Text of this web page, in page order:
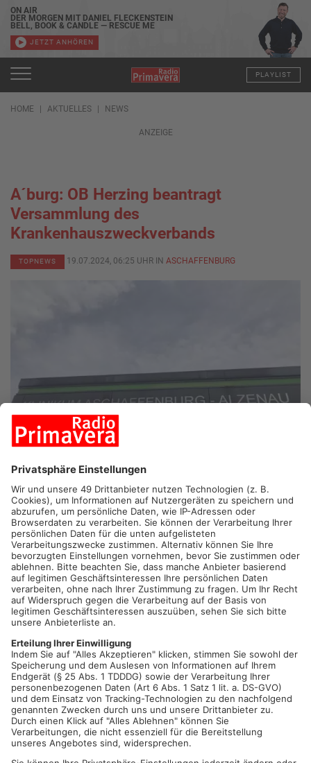
ON AIR
DER MORGEN MIT DANIEL FLECKENSTEIN
BELL, BOOK & CANDLE — RESCUE ME
JETZT ANHÖREN
PLAYLIST
HOME AKTUELLES NEWS
ANZEIGE
A´burg: OB Herzing beantragt
Versammlung des
Krankenhauszweckverbands
TOPNEWS 19.07.2024, 06:25 UHR IN ASCHAFFENBURG
ASCHAFFENBURG.Der nächste Schritt für den Verbleib des
Klinikums Aschaffenburg-Alzenau im kommunalen
Arbeitgeberverband ist getan: Oberbürgermeister Jürgen
Herzing beantragte eine Versammlung des
Krankenhauszweckverbands.
Der Antrag richtet sich an Landrat Alexander Legler, derzeit
Vorsitzender des Zweckverbands. Medienberichten zufolge
liege der Antrag aber noch nicht vor. Herzing setzt mit diesem
Schritt den Stadtratsbeschluss vom Montag um – zuvor hatte
er für den Austritt aus dem Verband und damit auch gegen
einen Tarifvertrag gestimmt. Die Stadträte hatten in ihrer
letzten Sitzung einstimmig beschlossen, eine
Zweckverbandsversammlung zu beantragen, um den Austritt
zurückzunehmen oder einen Wiedereintritt zu beschließen.
Auch die SPD-Fraktion im Kreistag hat inzwischen einen
entsprechenden Antrag gestellt.
Artikel teilen